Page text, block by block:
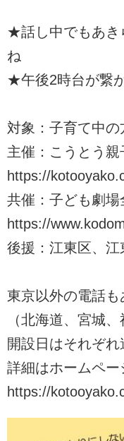
★話し中でもあき
ね
★午後2時台が繋
対象：子育て中の
主催：こうとう親
https://
共催：子ども劇場
https://
後援：江東区、
東京以外の電話も
（北海道、宮城
開設日はそれぞれ
詳細はホームペ
https://